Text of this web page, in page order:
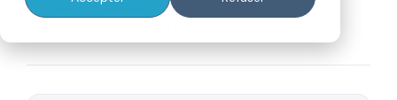
Par Thierry Calderon
Publié le 28/05/19